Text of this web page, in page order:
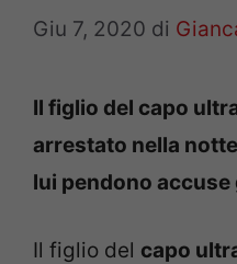
Giu 7, 2020 di
Il figlio del capo
arrestato nella
lui pendono
Il figlio del capo